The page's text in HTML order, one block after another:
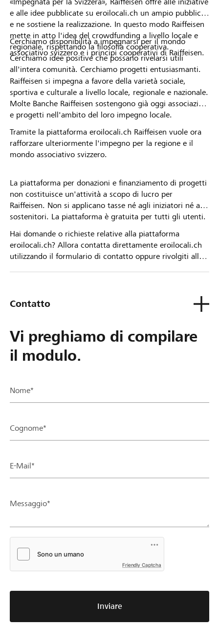
e alle idee pubblicate su eroilocali.ch un ampio pubblico
e ne sostiene la realizzazione. In questo modo Raiffeisen
mette in atto l'idea del crowdfunding a livello locale e
regionale, rispettando la filosofia cooperativa.
Cerchiamo idee positive che possano rivelarsi utili
all'intera comunità. Cerchiamo progetti entusiasmanti.
Cerchiamo disponibilità a impegnarsi per il mondo
associativo svizzero e i principi cooperativi di Raiffeisen.
Raiffeisen si impegna a favore della varietà sociale,
sportiva e culturale a livello locale, regionale e nazionale.
Molte Banche Raiffeisen sostengono già oggi associazioni
e progetti nell'ambito del loro impegno locale.
Tramite la piattaforma eroilocali.ch Raiffeisen vuole ora
rafforzare ulteriormente l'impegno per la regione e il
mondo associativo svizzero.
La piattaforma per donazioni e finanziamento di progetti
non costituisce un'attività a scopo di lucro per
Raiffeisen. Non si applicano tasse né agli iniziatori né ai
sostenitori. La piattaforma è gratuita per tutti gli utenti.
Hai domande o richieste relative alla piattaforma
eroilocali.ch? Allora contatta direttamente eroilocali.ch
utilizzando il formulario di contatto oppure rivolgiti alla
Contatto
Vi preghiamo di compilare
il modulo.
Nome*
Cognome*
E-Mail*
Messaggio*
Friendly Captcha
Inviare